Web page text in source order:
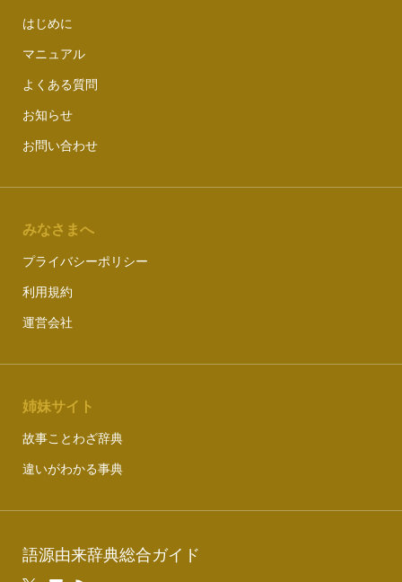
はじめに
マニュアル
よくある質問
お知らせ
お問い合わせ
みなさまへ
プライバシーポリシー
利用規約
運営会社
姉妹サイト
故事ことわざ辞典
違いがわかる事典
語源由来辞典総合ガイド